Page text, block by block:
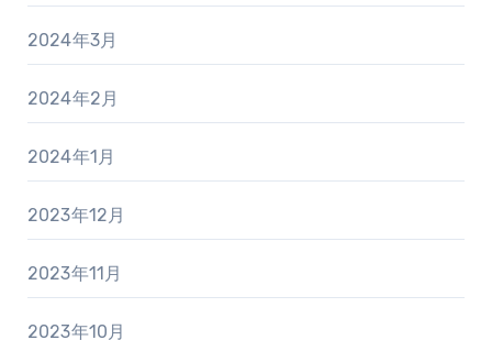
2024年3月
2024年2月
2024年1月
2023年12月
2023年11月
2023年10月